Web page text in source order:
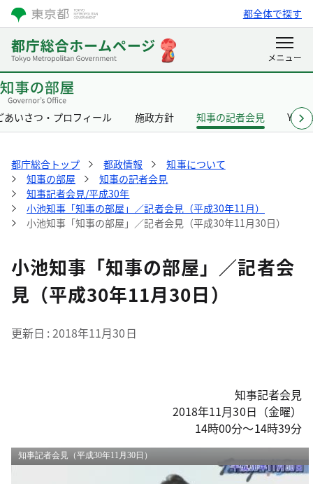
都全体で探す
あいさつ・プロフィール 施政方針 知事の記者会見
都庁総合トップ 都政情報
知事について
知事の部屋
知事の記者会見
知事記者会見/平成30年
小池知事「知事の部屋」／記者会見（平成30年11月）
小池知事「知事の部屋」／記者会見（平成30年11月30日）
小池知事「知事の部屋」／記者会
見（平成30年11月30日）
更新日 2018年11月30日
知事記者会見
2018年11月30日（金曜）
14時00分～14時39分